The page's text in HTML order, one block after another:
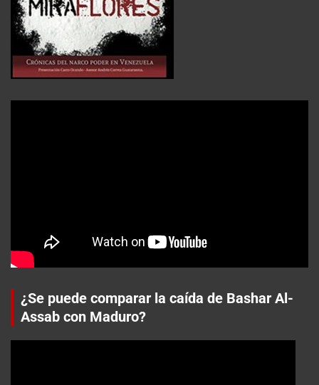
¿Se puede comparar la caída de Bashar Al-
Assab con Maduro?